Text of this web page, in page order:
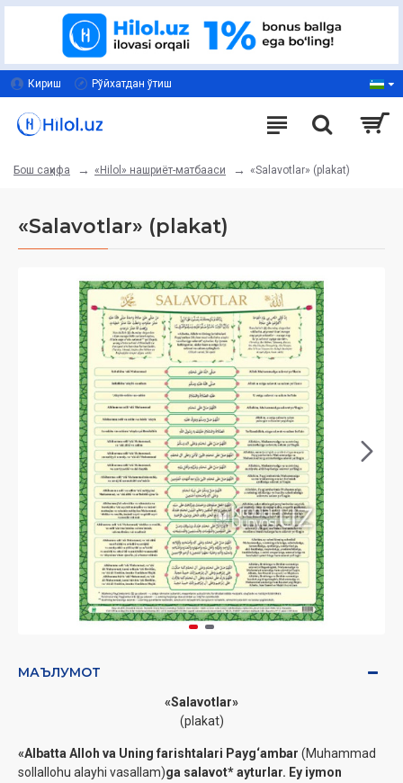
Кириш Рўйхатдан ўтиш
Бош саҳифа «Hilol» нашриёт-матбааси «Salavotlar» (plakat)
«Salavotlar» (plakat)
МАЪЛУМОТ
«Salavotlar»
(plakat)
«Albatta Alloh va Uning farishtalari Payg‘ambar (Muhammad
sollallohu alayhi vasallam)ga salavot* ayturlar. Ey iymon